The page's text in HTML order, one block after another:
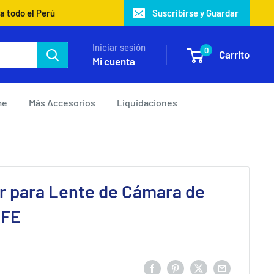
todo el Perú Suscribirse y Guardar
Iniciar sesión
Mi cuenta
0 Carrito
Más Accesorios Liquidaciones
para Lente de Cámara de